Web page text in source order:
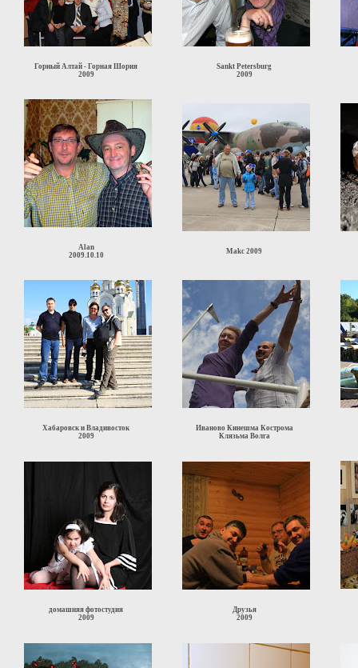
Горный Алтай - Горная Шория
2009
Sankt Petersburg
2009
Alan
2009.10.10
Makc 2009
Хабаровск и Владивосток
2009
Иваново Кинешма Кострома
Клязьма Волга
домашняя фотостудия
2009
Друзья
2009